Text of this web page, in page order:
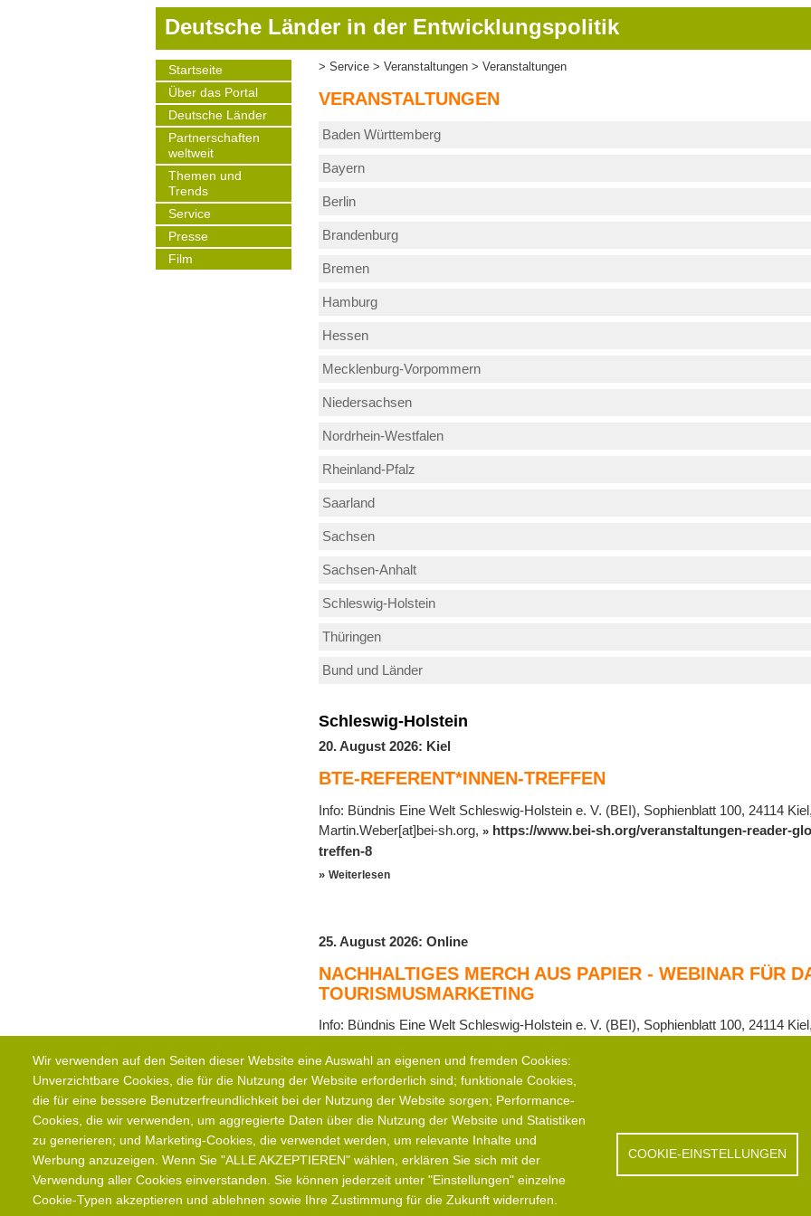
Deutsche Länder in der Entwicklungspolitik
Main
navigation
Startseite
Über das Portal
Deutsche Länder
Partnerschaften
weltweit
Themen und
Trends
Service
Presse
Film
Service Veranstaltungen Veranstaltungen
Wir verwenden auf den Seiten dieser Website eine Auswahl an eigenen und fremden Cookies:
Unverzichtbare Cookies, die für die Nutzung der Website erforderlich sind; funktionale Cookies,
die für eine bessere Benutzerfreundlichkeit bei der Nutzung der Website sorgen; Performance-
Cookies, die wir verwenden, um aggregierte Daten über die Nutzung der Website und Statistiken
zu generieren; und Marketing-Cookies, die verwendet werden, um relevante Inhalte und
Werbung anzuzeigen. Wenn Sie "ALLE AKZEPTIEREN" wählen, erklären Sie sich mit der
Verwendung aller Cookies einverstanden. Sie können jederzeit unter "Einstellungen" einzelne
Cookie-Typen akzeptieren und ablehnen sowie Ihre Zustimmung für die Zukunft widerrufen.
COOKIE-EINSTELLUNGEN
VERANSTALTUNGEN
Baden Württemberg
Bayern
Berlin
Brandenburg
Bremen
Hamburg
Hessen
Mecklenburg-Vorpommern
Niedersachsen
Nordrhein-Westfalen
Rheinland-Pfalz
Saarland
Sachsen
Sachsen-Anhalt
Schleswig-Holstein
Thüringen
Bund und Länder
Schleswig-Holstein
20. August 2026: Kiel
BTE-REFERENT*INNEN-TREFFEN
Info: Bündnis Eine Welt Schleswig-Holstein e. V. (BEI), Sophienblatt 100, 24114
Martin.Weber[at]bei-sh.org,
https://www.bei-sh.org/veranstaltungen-reader-
treffen-8
Weiterlesen
25. August 2026: Online
NACHHALTIGES MERCH AUS PAPIER - WEBINAR FÜR
TOURISMUSMARKETING
Info: Bündnis Eine Welt Schleswig-Holstein e. V. (BEI), Sophienblatt 100, 24114
wirtschaften/nachhaltiges-merch-aus-papier-webinar-fuer-das-stadt-und-